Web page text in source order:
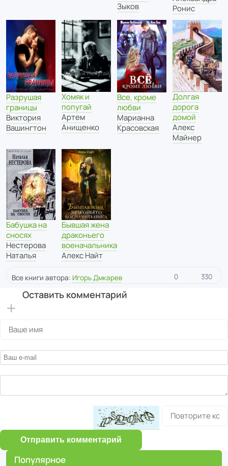
Зыков
Ронис
Разрушая
границы
Виктория
Вашингтон
Хомяк и
попугай
Артем
Анищенко
Все, кроме
любви
Марианна
Красовская
Долгая
дорога
домой
Алекс
Майнер
Бабушка на
сносях
Нестерова
Наталья
Бывшая жена
драконьего
военачальника
Алекс Найт
Все книги автора: Игорь Дмкарев 0 330
Оставить комментарий
Отправить комментарий
Популярное